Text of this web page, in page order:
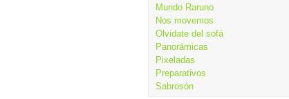
Mundo Raruno
Nos movemos
Olvidate del sofá
Panorámicas
Pixeladas
Preparativos
Sabrosón